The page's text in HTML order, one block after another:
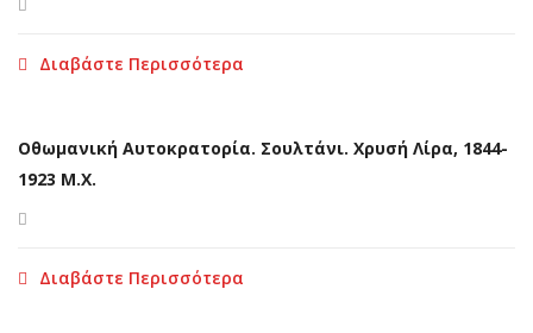
Διαβάστε Περισσότερα
Οθωμανική Αυτοκρατορία. Σουλτάνι. Χρυσή Λίρα, 1844-
1923 Μ.Χ.
Διαβάστε Περισσότερα